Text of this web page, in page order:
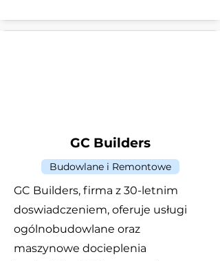
GC Builders
Budowlane i Remontowe
GC Builders, firma z 30-letnim
doswiadczeniem, oferuje usługi
ogólnobudowlane oraz
maszynowe docieplenia